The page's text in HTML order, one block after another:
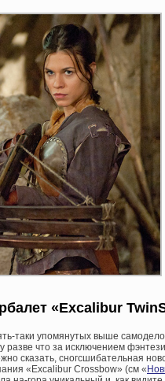
«Excalibur
таки упомянутых выше
что за исключением
сказать, сногсшибательная
«Excalibur Crossbow» (см «